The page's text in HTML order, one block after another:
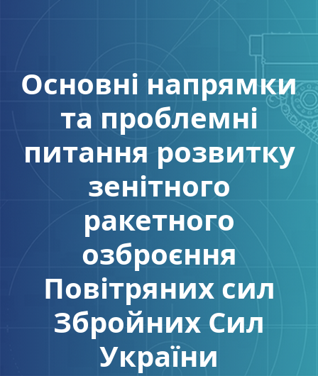
Основні напрямки
та проблемні
питання розвитку
зенітного
ракетного
озброєння
Повітряних сил
Збройних Сил
України